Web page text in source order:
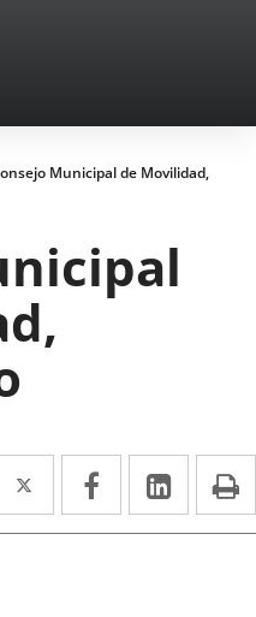
Municipal de Movilidad,
Twitter
Enlace
a
Facebook
Enlace
a
Enlace
a